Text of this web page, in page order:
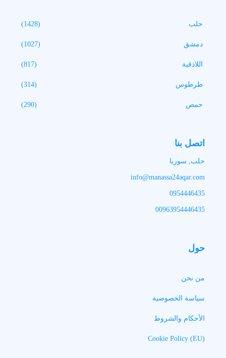
حلب (1428)
دمشق (1027)
اللاذقية (817)
طرطوس (314)
حمص (290)
اتصل بنا
حلب, سوريا
info@manassa24aqar.com
0954446435
00963954446435
حول
من نحن
سياسة الخصوصية
الأحكام والشروط
Cookie Policy (EU)